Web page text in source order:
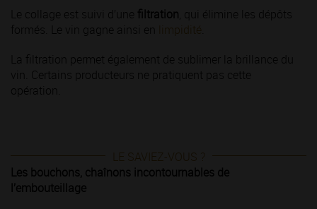
Le collage est suivi d’une filtration , qui élimine les dépôts
formés. Le vin gagne ainsi en
limpidité
La filtration permet également de sublimer la brillance du
vin. Certains producteurs ne pratiquent pas cette
opération.
LE SAVIEZ-VOUS ?
Les bouchons, chaînons incontournables de
l’embouteillage